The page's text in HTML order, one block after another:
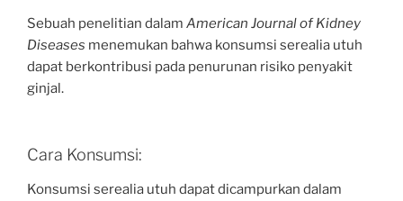
Sebuah penelitian dalam American Journal of Kidney
Diseases menemukan bahwa konsumsi serealia utuh
dapat berkontribusi pada penurunan risiko penyakit
ginjal.
Cara Konsumsi:
Konsumsi serealia utuh dapat dicampurkan dalam